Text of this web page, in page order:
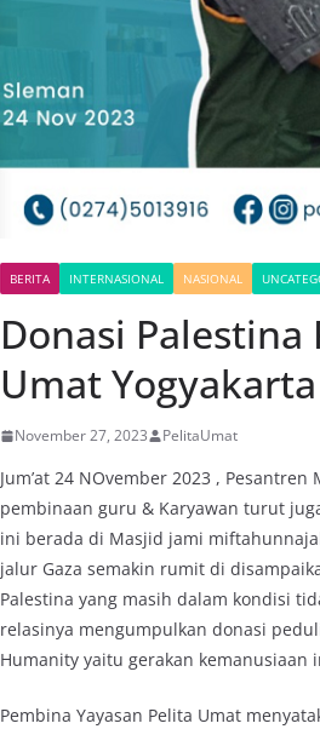
BERITA INTERNASIONAL NASIONAL
Donasi
Umat Yogyakarta
November 27, 2023 PelitaUmat
Jum’at 24 NOvember 2023 ,
pembinaan guru & Karyawan turut
ini berada di Masjid jami
jalur Gaza semakin rumit di
Palestina yang masih dalam kondisi
relasinya mengumpulkan donasi
Humanity yaitu gerakan kemanusiaan
Pembina Yayasan Pelita Umat